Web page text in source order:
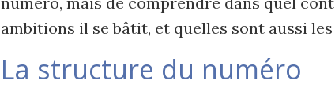
ambitions il se bâtit, et quelles sont aussi
La structure du numéro